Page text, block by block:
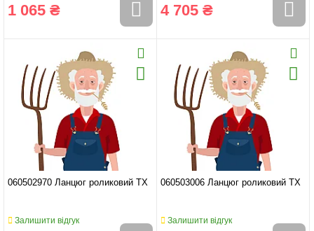
1 065 ₴ 4 705 ₴
060502970 Ланцюг роликовий TX
Залишити відгук
060503006 Ланцюг роликовий TX
Залишити відгук